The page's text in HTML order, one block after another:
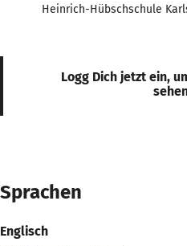
Heinrich-Hübschschule
Logg Dich jetzt ein,
Sprachen
Englisch